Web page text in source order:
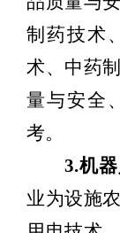
制药技术
术、中药
量与安全
考。
3.机
业为设施